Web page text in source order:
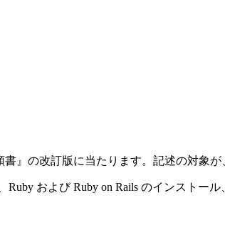
』の改訂版に当たります。記述の対象が
および Ruby on Rails のインストー